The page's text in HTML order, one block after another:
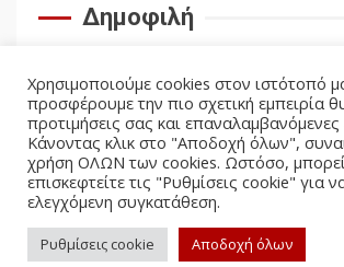
Δημοφιλή
Χρησιμοποιούμε cookies στον ιστότοπό
προσφέρουμε την πιο σχετική εμπειρία
προτιμήσεις σας και επαναλαμβανόμενες
Κάνοντας κλικ στο "Αποδοχή όλων",
χρήση ΟΛΩΝ των cookies. Ωστόσο,
επισκεφτείτε τις "Ρυθμίσεις cookie" για
ελεγχόμενη συγκατάθεση.
Ρυθμίσεις cookie Αποδοχή όλων